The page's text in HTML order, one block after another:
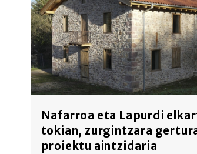
Nafarroa eta Lapurdi
tokian, zurgintzara
proiektu aintzidaria